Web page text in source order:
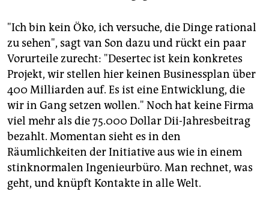
"Ich bin kein Öko, ich versuche, die Dinge rational
zu sehen", sagt van Son dazu und rückt ein paar
Vorurteile zurecht: "Desertec ist kein konkretes
Projekt, wir stellen hier keinen Businessplan über
400 Milliarden auf. Es ist eine Entwicklung, die
wir in Gang setzen wollen." Noch hat keine Firma
viel mehr als die 75.000 Dollar Dii-Jahresbeitrag
bezahlt. Momentan sieht es in den
Räumlichkeiten der Initiative aus wie in einem
stinknormalen Ingenieurbüro. Man rechnet, was
geht, und knüpft Kontakte in alle Welt.